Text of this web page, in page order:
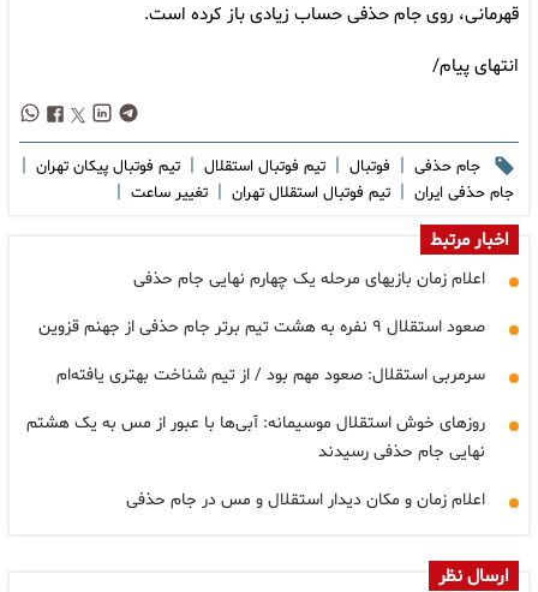
قهرمانی، روی جام حذفی حساب زیادی باز کرده است.
انتهای پیام/
جام حذفی | فوتبال | تیم فوتبال استقلال | تیم فوتبال پیکان تهران |
جام حذفی ایران | تیم فوتبال استقلال تهران | تغییر ساعت |
اخبار مرتبط
اعلام زمان بازیهای مرحله یک چهارم نهایی جام حذفی
صعود استقلال ۹ نفره به هشت تیم برتر جام حذفی از جهنم قزوین
سرمربی استقلال: صعود مهم بود / از تیم شناخت بهتری یافته‌ام
روزهای خوش استقلال موسیمانه: آبی‌ها با عبور از مس به یک هشتم
نهایی جام حذفی رسیدند
اعلام زمان و مکان دیدار استقلال و مس در جام حذفی
ارسال نظر